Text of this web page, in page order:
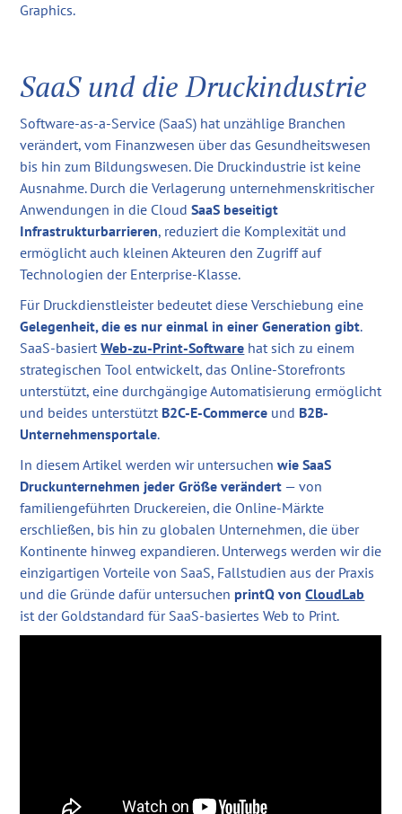
Graphics.
SaaS und die Druckindustrie
Software-as-a-Service (SaaS) hat unzählige Branchen
verändert, vom Finanzwesen über das Gesundheitswesen
bis hin zum Bildungswesen. Die Druckindustrie ist keine
Ausnahme. Durch die Verlagerung unternehmenskritischer
Anwendungen in die CloudSaaS beseitigt
Infrastrukturbarrieren, reduziert die Komplexität und
ermöglicht auch kleinen Akteuren den Zugriff auf
Technologien der Enterprise-Klasse.
Für Druckdienstleister bedeutet diese Verschiebung eine
Gelegenheit, die es nur einmal in einer Generation gibt.
SaaS-basiertWeb-zu-Print-Software hat sich zu einem
strategischen Tool entwickelt, das Online-Storefronts
unterstützt, eine durchgängige Automatisierung ermöglicht
und beides unterstützt B2C-E-Commerce und B2B-
Unternehmensportale.
In diesem Artikel werden wir untersuchenwie SaaS
Druckunternehmen jeder Größe verändert — von
familiengeführten Druckereien, die Online-Märkte
erschließen, bis hin zu globalen Unternehmen, die über
Kontinente hinweg expandieren. Unterwegs werden wir die
einzigartigen Vorteile von SaaS, Fallstudien aus der Praxis
und die Gründe dafür untersuchen printQ vonCloudLab
ist der Goldstandard für SaaS-basiertes Web to Print.